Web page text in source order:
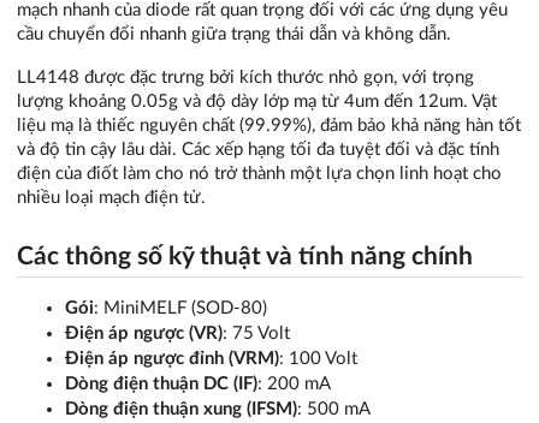
mạch nhanh của diode rất quan trọng đối với các ứng dụng yêu
cầu chuyển đổi nhanh giữa trạng thái dẫn và không dẫn.
LL4148 được đặc trưng bởi kích thước nhỏ gọn, với trọng
lượng khoảng 0.05g và độ dày lớp mạ từ 4um đến 12um. Vật
liệu mạ là thiếc nguyên chất (99.99%), đảm bảo khả năng hàn tốt
và độ tin cậy lâu dài. Các xếp hạng tối đa tuyệt đối và đặc tính
điện của điốt làm cho nó trở thành một lựa chọn linh hoạt cho
nhiều loại mạch điện tử.
Các thông số kỹ thuật và tính năng chính
Gói: MiniMELF (SOD-80)
Điện áp ngược (VR): 75 Volt
Điện áp ngược đỉnh (VRM): 100 Volt
Dòng điện thuận DC (IF): 200 mA
Dòng điện thuận xung (IFSM): 500 mA